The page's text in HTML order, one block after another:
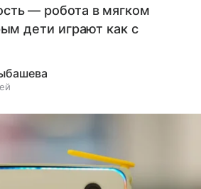
— робота в мягком
дети играют как с